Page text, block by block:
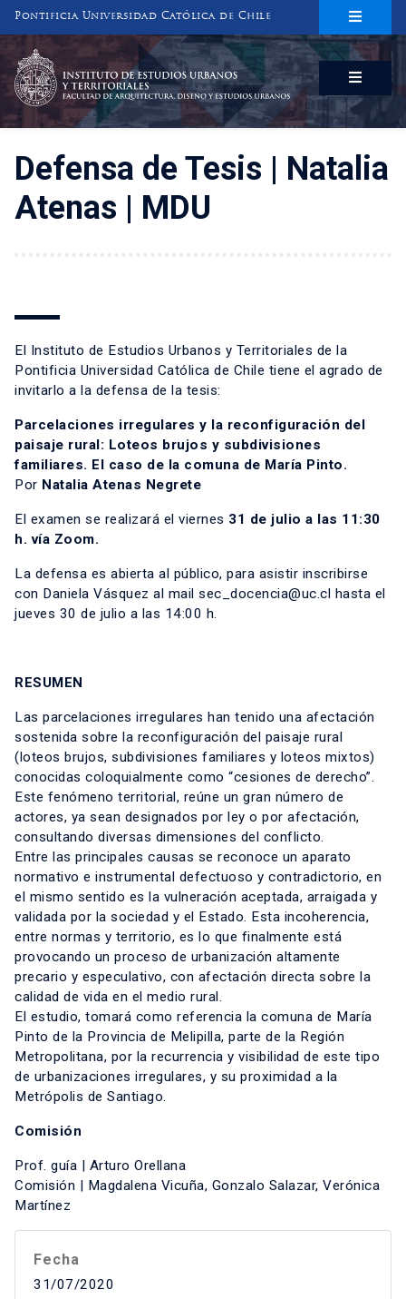
Pontificia Universidad Católica de Chile
INSTITUTO DE ESTUDIOS URBANOS
Y TERRITORIALES
FACULTAD DE ARQUITECTURA, DISEÑO Y ESTUDIOS URBANOS
Defensa de Tesis | Natalia
Atenas | MDU
El Instituto de Estudios Urbanos y Territoriales de la
Pontificia Universidad Católica de Chile tiene el agrado de
invitarlo a la defensa de la tesis:
Parcelaciones irregulares y la reconfiguración del
paisaje rural: Loteos brujos y subdivisiones
familiares. El caso de la comuna de María Pinto.
Por Natalia Atenas Negrete
El examen se realizará el viernes 31 de julio a las 11:30
h. vía Zoom.
La defensa es abierta al público, para asistir inscribirse
con Daniela Vásquez al mail sec_docencia@uc.cl hasta el
jueves 30 de julio a las 14:00 h.
RESUMEN
Las parcelaciones irregulares han tenido una afectación
sostenida sobre la reconfiguración del paisaje rural
(loteos brujos, subdivisiones familiares y loteos mixtos)
conocidas coloquialmente como “cesiones de derecho”.
Este fenómeno territorial, reúne un gran número de
actores, ya sean designados por ley o por afectación,
consultando diversas dimensiones del conflicto.
Entre las principales causas se reconoce un aparato
normativo e instrumental defectuoso y contradictorio, en
el mismo sentido es la vulneración aceptada, arraigada y
validada por la sociedad y el Estado. Esta incoherencia,
entre normas y territorio, es lo que finalmente está
provocando un proceso de urbanización altamente
precario y especulativo, con afectación directa sobre la
calidad de vida en el medio rural.
El estudio, tomará como referencia la comuna de María
Pinto de la Provincia de Melipilla, parte de la Región
Metropolitana, por la recurrencia y visibilidad de este tipo
de urbanizaciones irregulares, y su proximidad a la
Metrópolis de Santiago.
Comisión
Prof. guía | Arturo Orellana
Comisión | Magdalena Vicuña, Gonzalo Salazar, Verónica
Martínez
Fecha
31/07/2020